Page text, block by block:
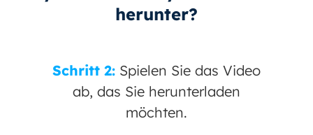
herunter?
Schritt 2: Spielen Sie das Video
ab, das Sie herunterladen
möchten.